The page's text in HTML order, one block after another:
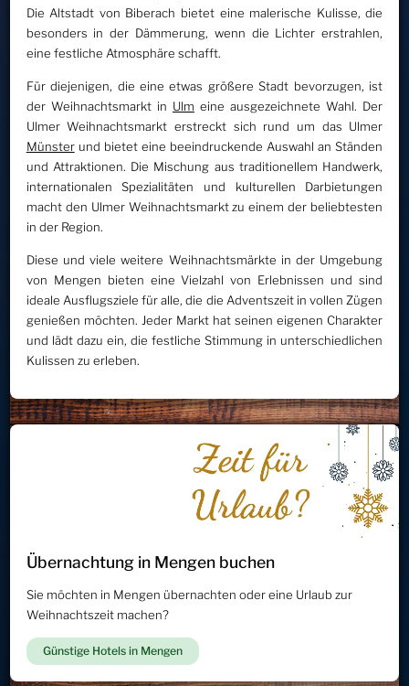
Die Altstadt von Biberach bietet eine malerische Kulisse, die
besonders in der Dämmerung, wenn die Lichter erstrahlen,
eine festliche Atmosphäre schafft.
Für diejenigen, die eine etwas größere Stadt bevorzugen, ist
der Weihnachtsmarkt in Ulm eine ausgezeichnete Wahl. Der
Ulmer Weihnachtsmarkt erstreckt sich rund um das Ulmer
Münsterund bietet eine beeindruckende Auswahl an Ständen
und Attraktionen. Die Mischung aus traditionellem Handwerk,
internationalen Spezialitäten und kulturellen Darbietungen
macht den Ulmer Weihnachtsmarkt zu einem der beliebtesten
in der Region.
Diese und viele weitere Weihnachtsmärkte in der Umgebung
von Mengen bieten eine Vielzahl von Erlebnissen und sind
ideale Ausflugsziele für alle, die die Adventszeit in vollen Zügen
genießen möchten. Jeder Markt hat seinen eigenen Charakter
und lädt dazu ein, die festliche Stimmung in unterschiedlichen
Kulissen zu erleben.
Übernachtung in Mengen buchen
Sie möchten in Mengen übernachten oder eine Urlaub zur
Weihnachtszeit machen?
Günstige Hotels in Mengen